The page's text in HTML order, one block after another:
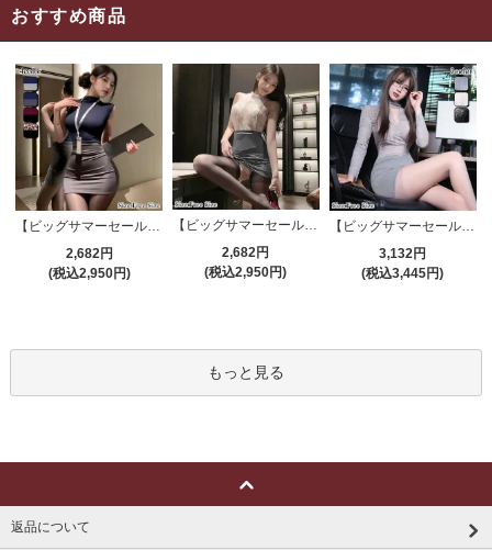
おすすめ商品
【ビッグサマーセール対象品】セクシーコスプレ(SEXYCOSPLAY) 4421
2,682円
(税込2,950円)
【ビッグサマーセール対象品】セクシーコスプレ(SEXYCOSPLAY) 4191
2,682円
(税込2,950円)
【ビッグサマーセール対象品】セクシーコスプレ(SEXYCOSPLAY) 4173
3,132円
(税込3,445円)
もっと見る
返品について